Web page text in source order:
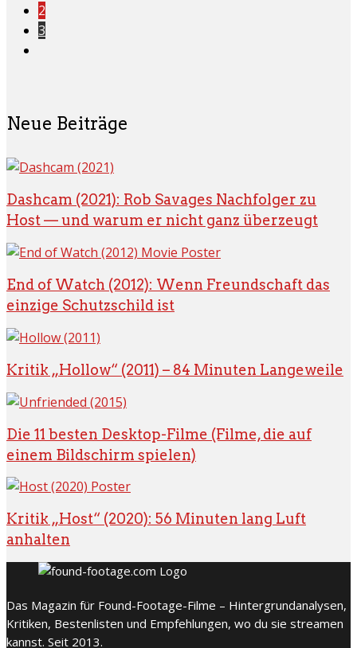
2
3
Neue Beiträge
Dashcam (2021): Rob Savages Nachfolger zu
Host — und warum er nicht ganz überzeugt
End of Watch (2012): Wenn Freundschaft das
einzige Schutzschild ist
Kritik „Hollow“ (2011) – 84 Minuten Langeweile
Die 11 besten Desktop-Filme (Filme, die auf
einem Bildschirm spielen)
Kritik „Host“ (2020): 56 Minuten lang Luft
anhalten
Das Magazin für Found-Footage-Filme – Hintergrundanalysen,
Kritiken, Bestenlisten und Empfehlungen, wo du sie streamen
kannst. Seit 2013.